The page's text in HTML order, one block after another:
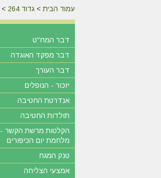
עמוד הבית >גדוד 264 >
דבר המח"ט
דבר מפקד האוגדה
דבר העורך
יזכור - הנופלים
אנדרטת החטיבה
תולדות החטיבה
הקלטות מרשת הקשר -
מלחמת יום הכיפורים
טנק המגח
אמצעי הצליחה